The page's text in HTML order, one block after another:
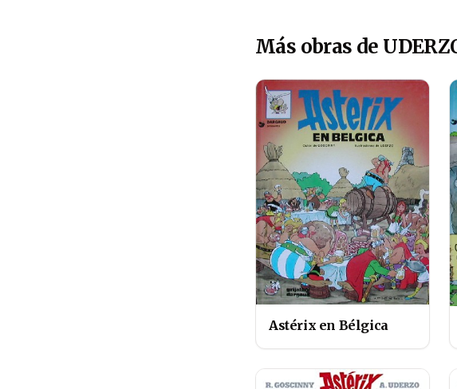
Más obras de
Astérix en Bélgica